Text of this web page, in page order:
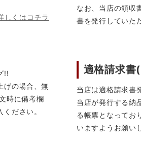
しくはコチラ
!!
げの場合、無
時に備考欄
ださい。
なお、当店の領収
書を発行していた
適格請求書
当店は適格請求書
当店が発行する納
る帳票となってお
いますようお願い